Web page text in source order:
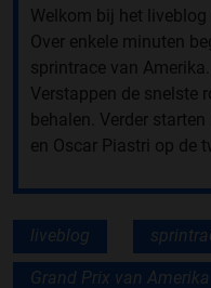
Welkom bij het liveblog
Over enkele minuten
sprintrace van
Verstappen de snelste
behalen. Verder
en Oscar Piastri op de
liveblog
Grand Prix van Amerika